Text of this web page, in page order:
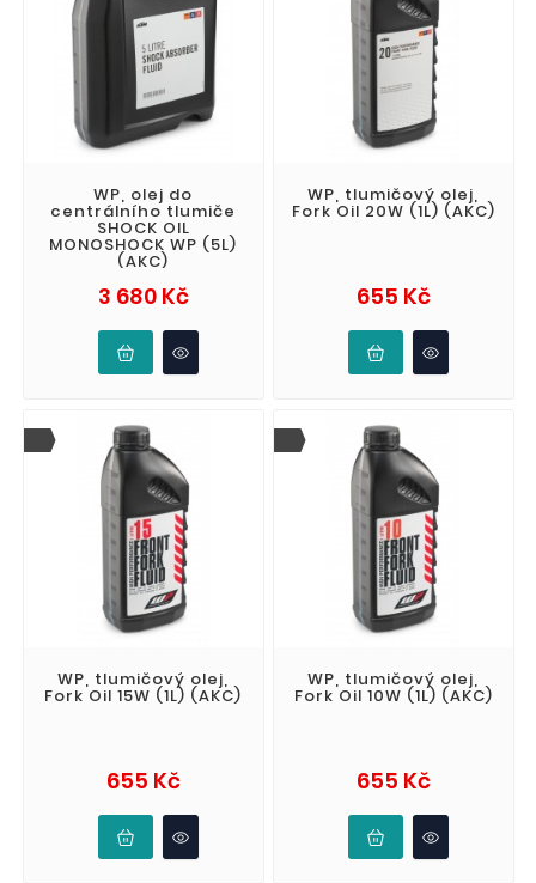
WP, olej do
centrálního tlumiče
SHOCK OIL
MONOSHOCK WP (5L)
(AKC)
3 680 KčCena
WP, tlumičový olej,
Fork Oil 20W (1L) (AKC)
655 KčCena
WP, tlumičový olej,
Fork Oil 15W (1L) (AKC)
655 KčCena
WP, tlumičový olej,
Fork Oil 10W (1L) (AKC)
655 KčCena